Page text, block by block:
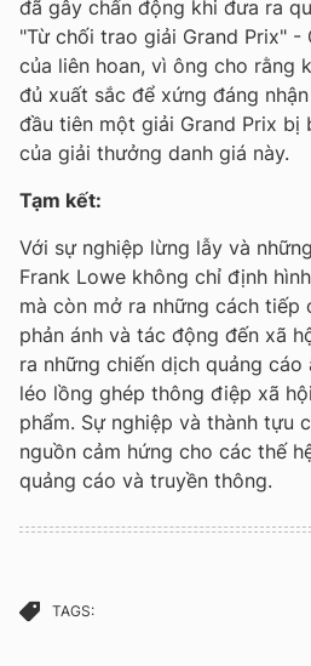
đã gây chấn động khi đưa ra
"Từ chối trao giải Grand Prix" -
của liên hoan, vì ông cho rằng
đủ xuất sắc để xứng đáng
đầu tiên một giải Grand Prix
của giải thưởng danh giá này.
Tạm kết:
Với sự nghiệp lừng lẫy và
Frank Lowe không chỉ định
mà còn mở ra những cách tiếp
phản ánh và tác động đến xã
ra những chiến dịch quảng
léo lồng ghép thông điệp xã
phẩm. Sự nghiệp và thành tựu
nguồn cảm hứng cho các thế
quảng cáo và truyền thông.
TAGS: